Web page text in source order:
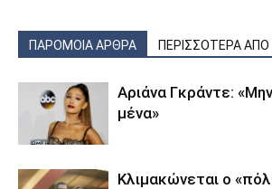
ΠΑΡΟΜΟΙΑ ΑΡΘΡΑ ΠΕΡΙΣΣΟΤΕΡΑ
Αριάνα Γκράντε:
μένα»
Κλιμακώνεται ο